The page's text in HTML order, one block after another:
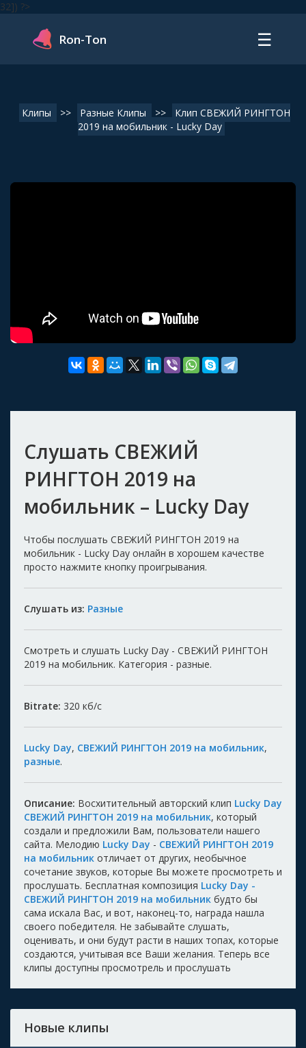
32]) ?>
Ron-Ton ☰
Клипы >> Разные Клипы >>
Клип СВЕЖИЙ РИНГТОН
2019 на мобильник - Lucky Day
Слушать СВЕЖИЙ
РИНГТОН 2019 на
мобильник – Lucky Day
Чтобы послушать СВЕЖИЙ РИНГТОН 2019 на
мобильник - Lucky Day онлайн в хорошем качестве
просто нажмите кнопку проигрывания.
Слушать из: Разные
Смотреть и слушать Lucky Day - СВЕЖИЙ РИНГТОН
2019 на мобильник. Категория - разные.
Bitrate: 320 кб/с
Lucky Day, СВЕЖИЙ РИНГТОН 2019 на мобильник,
разные.
Описание: Восхитительный авторский клип Lucky Day
СВЕЖИЙ РИНГТОН 2019 на мобильник, который
создали и предложили Вам, пользователи нашего
сайта. Мелодию Lucky Day - СВЕЖИЙ РИНГТОН 2019
на мобильник отличает от других, необычное
сочетание звуков, которые Вы можете просмотреть и
прослушать. Бесплатная композиция Lucky Day -
СВЕЖИЙ РИНГТОН 2019 на мобильник будто бы
сама искала Вас, и вот, наконец-то, награда нашла
своего победителя. Не забывайте слушать,
оценивать, и они будут расти в наших топах, которые
создаются, учитывая все Ваши желания. Теперь все
клипы доступны просмотрель и прослушать
Новые клипы